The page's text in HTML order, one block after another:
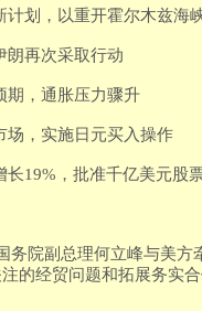
计划，以重开霍尔木兹海
朗再次采取行动
期，通胀压力骤升
场，实施日元买入操作
19%，批准千亿美元股
务院副总理何立峰与美
的经贸问题和拓展务实